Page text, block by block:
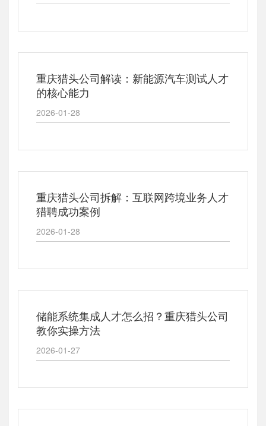
重庆猎头公司解读：新能源汽车测试人才
的核心能力
2026-01-28
重庆猎头公司拆解：互联网跨境业务人才
猎聘成功案例
2026-01-28
储能系统集成人才怎么招？重庆猎头公司
教你实操方法
2026-01-27